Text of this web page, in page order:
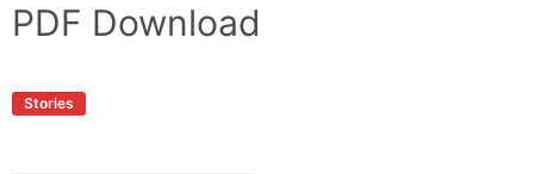
PDF Download
Stories